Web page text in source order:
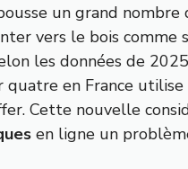
un grand nombre
vers le bois comme
les données de
quatre en France
Cette nouvelle
en ligne un